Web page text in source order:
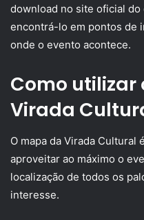
download no site oficial do
encontrá-lo em pontos de
onde o evento acontece.
Como utilizar
Virada
O mapa da Virada Cultural
aproveitar ao máximo o
localização de todos os
interesse.